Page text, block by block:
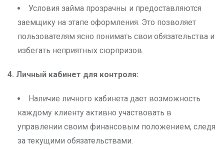
Условия займа прозрачны и предоставляются
заемщику на этапе оформления. Это позволяет
пользователям ясно понимать свои обязательства и
избегать неприятных сюрпризов.
4. Личный кабинет для контроля:
Наличие личного кабинета дает возможность
каждому клиенту активно участвовать в
управлении своим финансовым положением, следя
за текущими обязательствами.